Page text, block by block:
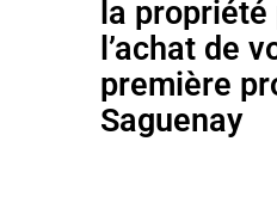
la
l’achat de
première
Saguenay